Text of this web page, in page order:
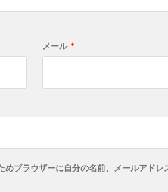
メール *
めブラウザーに自分の名前、メールアドレ